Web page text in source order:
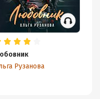
Рузанова